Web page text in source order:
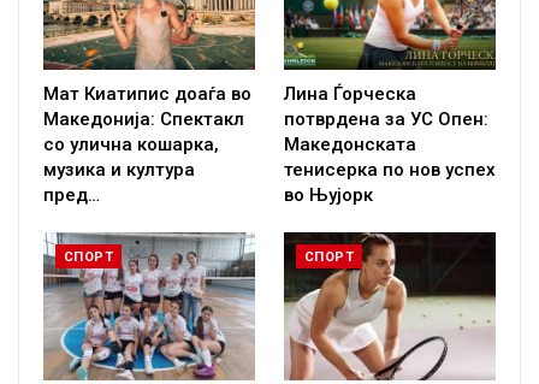
Мат Киатипис доаѓа во
Македонија: Спектакл
со улична кошарка,
музика и култура
пред…
Лина Ѓорческа
потврдена за УС Опен:
Македонската
тенисерка по нов успех
во Њујорк
СПОРТ СПОРТ